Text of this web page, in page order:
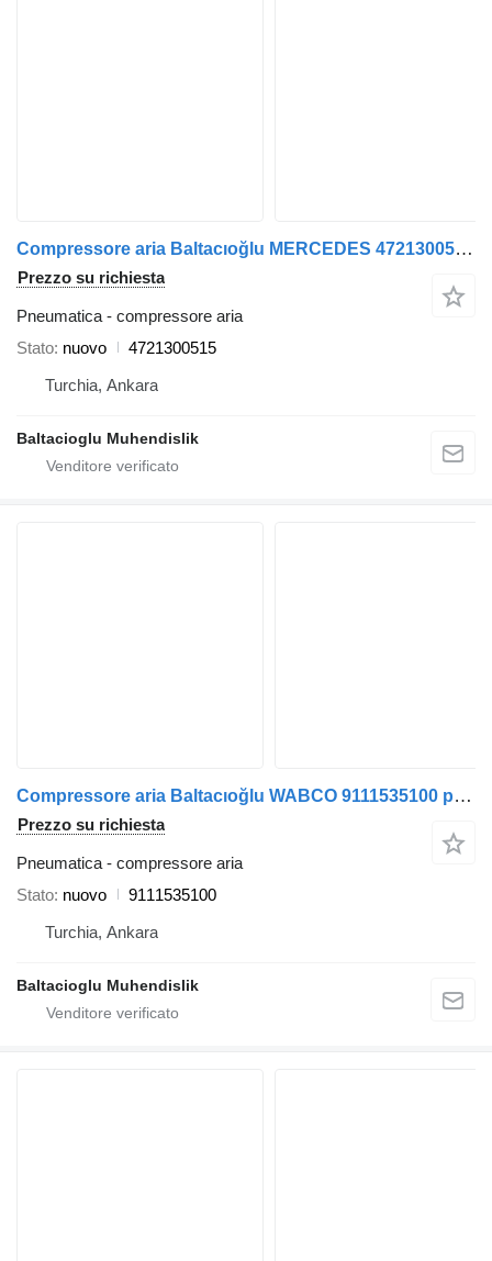
Compressore aria Baltacıoğlu MERCEDES 4721300515 per autobus
Prezzo su richiesta
Pneumatica - compressore aria
Stato nuovo
4721300515
Turchia, Ankara
Baltacioglu Muhendislik
Compressore aria Baltacıoğlu WABCO 9111535100 per autobus
Prezzo su richiesta
Pneumatica - compressore aria
Stato nuovo
9111535100
Turchia, Ankara
Baltacioglu Muhendislik